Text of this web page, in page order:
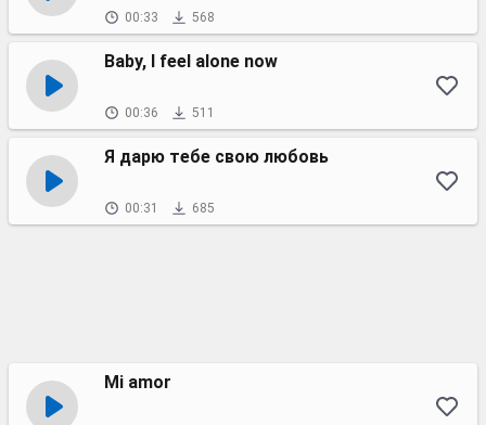
00:33 568
Baby, I feel alone now
00:36 511
Я дарю тебе свою любовь
00:31 685
Mi amor